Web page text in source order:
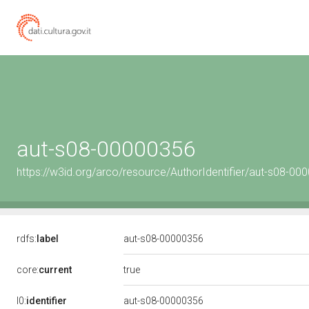
aut-s08-00000356
https://w3id.org/arco/resource/AuthorIdentifier/aut-s08-
rdfs: label aut-s08-00000356
core:current true
l0:identifier aut-s08-00000356